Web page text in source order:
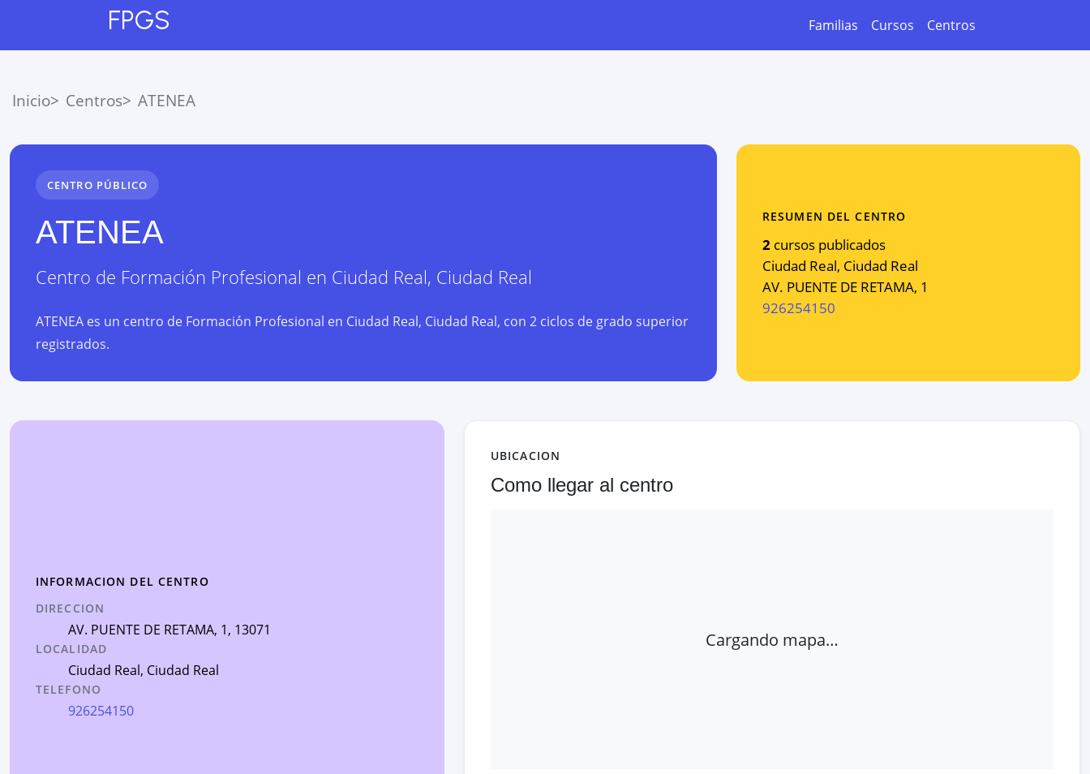
FPGS Familias Cursos Centros
Inicio Centros ATENEA
CENTRO PÚBLICO
ATENEA
Centro de Formación Profesional en Ciudad Real, Ciudad Real
ATENEA es un centro de Formación Profesional en Ciudad Real, Ciudad Real, con 2 ciclos de grado superior
registrados.
RESUMEN DEL CENTRO
2 cursos publicados
Ciudad Real, Ciudad Real
AV. PUENTE DE RETAMA, 1
926254150
INFORMACION DEL CENTRO
DIRECCION
AV. PUENTE DE RETAMA, 1, 13071
LOCALIDAD
Ciudad Real, Ciudad Real
TELEFONO
926254150
UBICACION
Como llegar al centro
Cargando mapa…